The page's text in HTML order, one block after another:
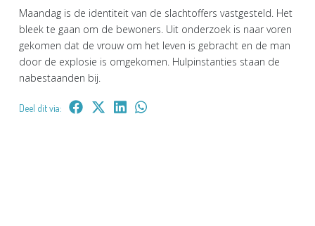
Maandag is de identiteit van de slachtoffers vastgesteld. Het
bleek te gaan om de bewoners. Uit onderzoek is naar voren
gekomen dat de vrouw om het leven is gebracht en de man
door de explosie is omgekomen. Hulpinstanties staan de
nabestaanden bij.
Deel dit via: